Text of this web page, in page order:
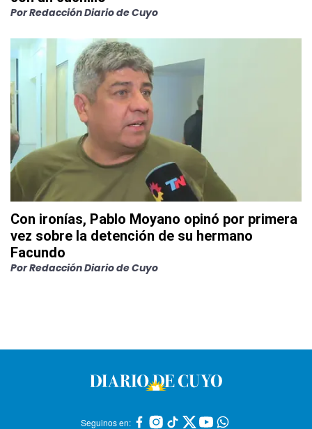
PorRedacción Diario de Cuyo
Con ironías, Pablo Moyano opinó por primera
vez sobre la detención de su hermano
Facundo
PorRedacción Diario de Cuyo
Seguinos en: